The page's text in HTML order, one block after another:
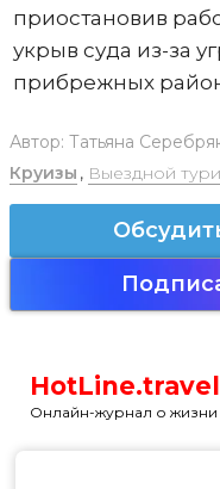
приостановив
укрыв суда из-за
прибрежных
Автор: Татьяна
Круизы , Выездной
HotLine.travel
Онлайн-журнал о жизни